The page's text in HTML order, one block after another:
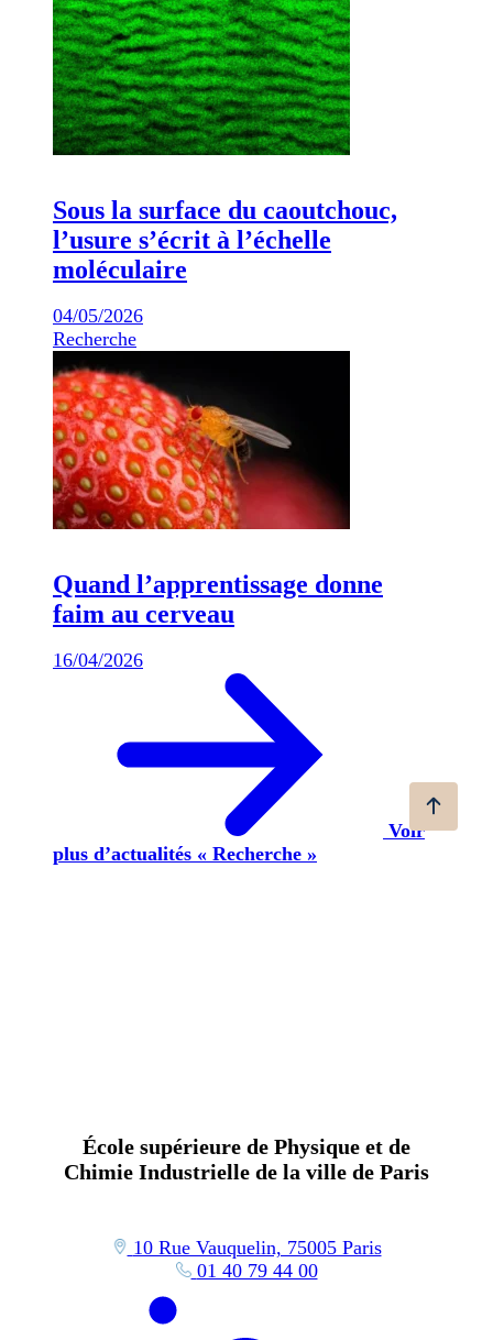
Sous la surface du caoutchouc,
l’usure s’écrit à l’échelle
moléculaire
04/05/2026
Recherche
Quand l’apprentissage donne
faim au cerveau
16/04/2026
Voir
plus d’actualités « Recherche »
École supérieure de Physique et de
Chimie Industrielle de la ville de Paris
10 Rue Vauquelin, 75005 Paris
01 40 79 44 00